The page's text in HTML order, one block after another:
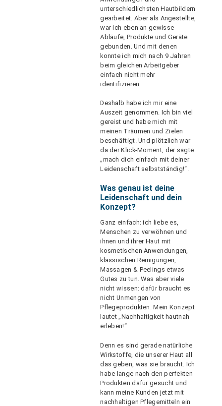
unterschiedlichsten Hautbildern
gearbeitet. Aber als Angestellte,
war ich eben an gewisse
Abläufe, Produkte und Geräte
gebunden. Und mit denen
konnte ich mich nach 9 Jahren
beim gleichen Arbeitgeber
einfach nicht mehr
identifizieren.
Deshalb habe ich mir eine
Auszeit genommen. Ich bin viel
gereist und habe mich mit
meinen Träumen und Zielen
beschäftigt. Und plötzlich war
da der Klick-Moment, der sagte
„mach dich einfach mit deiner
Leidenschaft selbstständig!“.
Was genau ist deine
Leidenschaft und dein
Konzept?
Ganz einfach: ich liebe es,
Menschen zu verwöhnen und
ihnen und ihrer Haut mit
kosmetischen Anwendungen,
klassischen Reinigungen,
Massagen & Peelings etwas
Gutes zu tun. Was aber viele
nicht wissen: dafür braucht es
nicht Unmengen von
Pflegeprodukten. Mein Konzept
lautet „Nachhaltigkeit hautnah
erleben!“
Denn es sind gerade natürliche
Wirkstoffe, die unserer Haut all
das geben, was sie braucht. Ich
habe lange nach den perfekten
Produkten dafür gesucht und
kann meine Kunden jetzt mit
nachhaltigen Pflegemitteln ein